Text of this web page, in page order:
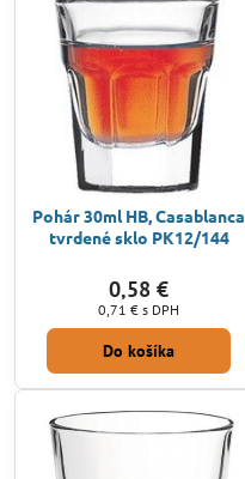
Pohár 30ml HB, Casablanca
tvrdené sklo PK12/144
0,58 €
0,71 € s DPH
Do košíka